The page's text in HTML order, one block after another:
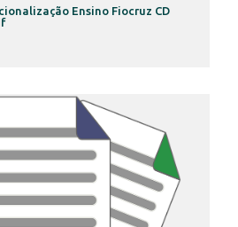
Ensino Fiocruz CD